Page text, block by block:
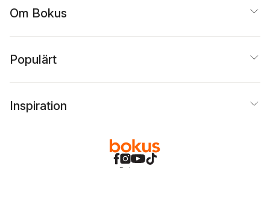
Om Bokus
Populärt
Inspiration
Bokus